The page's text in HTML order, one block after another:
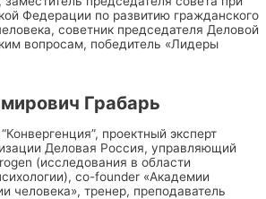
Федерации по развитию гражданского
советник председателя Деловой
вопросам, победитель «Лидеры
Грабарь
проектный эксперт
Деловая Россия, управляющий
(исследования в области
сo-founder «Академии
человека», тренер, преподаватель